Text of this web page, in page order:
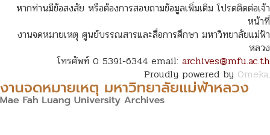
หากท่านมีข้อสงสัย หรือต้องการสอบถามข้อมูลเพิ่มเติม โปรดติดต่อเจ้า
หน้าที่
งานจดหมายเหตุ ศูนย์บรรณสารและสื่อการศึกษา มหาวิทยาลัยแม่ฟ้า
หลวง
โทรศัพท์ 0 5391-6344 email: archives@mfu.ac.th
Proudly powered by Omeka.